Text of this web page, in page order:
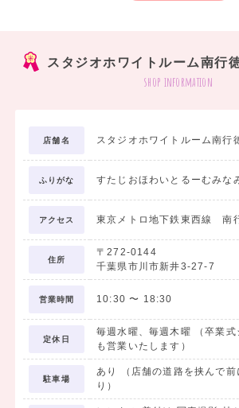
スタジオホワイトルーム南行
shop information
店舗名 スタジオホワイトルーム南行
ふりがな すたじおほわいとるーむみな
アクセス 東京メトロ地下鉄東西線 南
住所
〒272-0144
千葉県市川市新井3-27-7
営業時間 10:30 〜 18:30
定休日
毎週水曜、毎週木曜 （卒業式
も営業いたします）
駐車場
あり （店舗の道路を挟んで
り）